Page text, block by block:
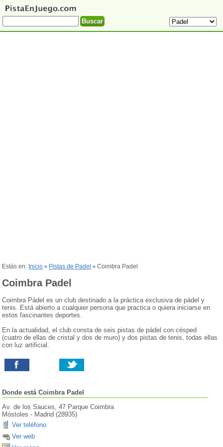
Estás en: Inicio > Pistas de Padel >Coimbra Padel
Coimbra Padel
Coimbra Pádel es un club destinado a la práctica exclusiva de pádel y
tenis. Está abierto a cualquier persona que practica o quiera iniciarse en
estos fascinantes deportes.
En la actualidad, el club consta de seis pistas de pádel con césped
(cuatro de ellas de cristal y dos de muro) y dos pistas de tenis, todas ellas
con luz artificial.
Donde estáCoimbra Padel
Av. de los Sauces, 47 Parque Coimbra
Móstoles - Madrid (28935)
Ver teléfono
Ver web